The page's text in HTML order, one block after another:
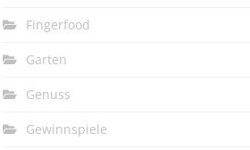
Fingerfood
Garten
Genuss
Gewinnspiele